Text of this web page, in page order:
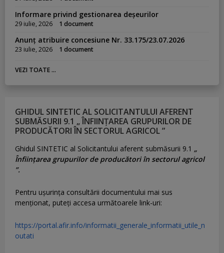
Informare privind gestionarea deșeurilor
29 iulie, 2026 1 document
Anunț atribuire concesiune Nr. 33.175/23.07.2026
23 iulie, 2026 1 document
VEZI TOATE ...
GHIDUL SINTETIC AL SOLICITANTULUI AFERENT
SUBMĂSURII 9.1 „ ÎNFIINȚAREA GRUPURILOR DE
PRODUCĂTORI ÎN SECTORUL AGRICOL ”
Ghidul SINTETIC al Solicitantului aferent submăsurii 9.1 „
Înființarea grupurilor de producători în sectorul agricol
”.
Pentru uşurinţa consultării documentului mai sus
menţionat, puteţi accesa următoarele link-uri:
https://portal.afir.info/informatii_generale_informatii_utile_n
outati